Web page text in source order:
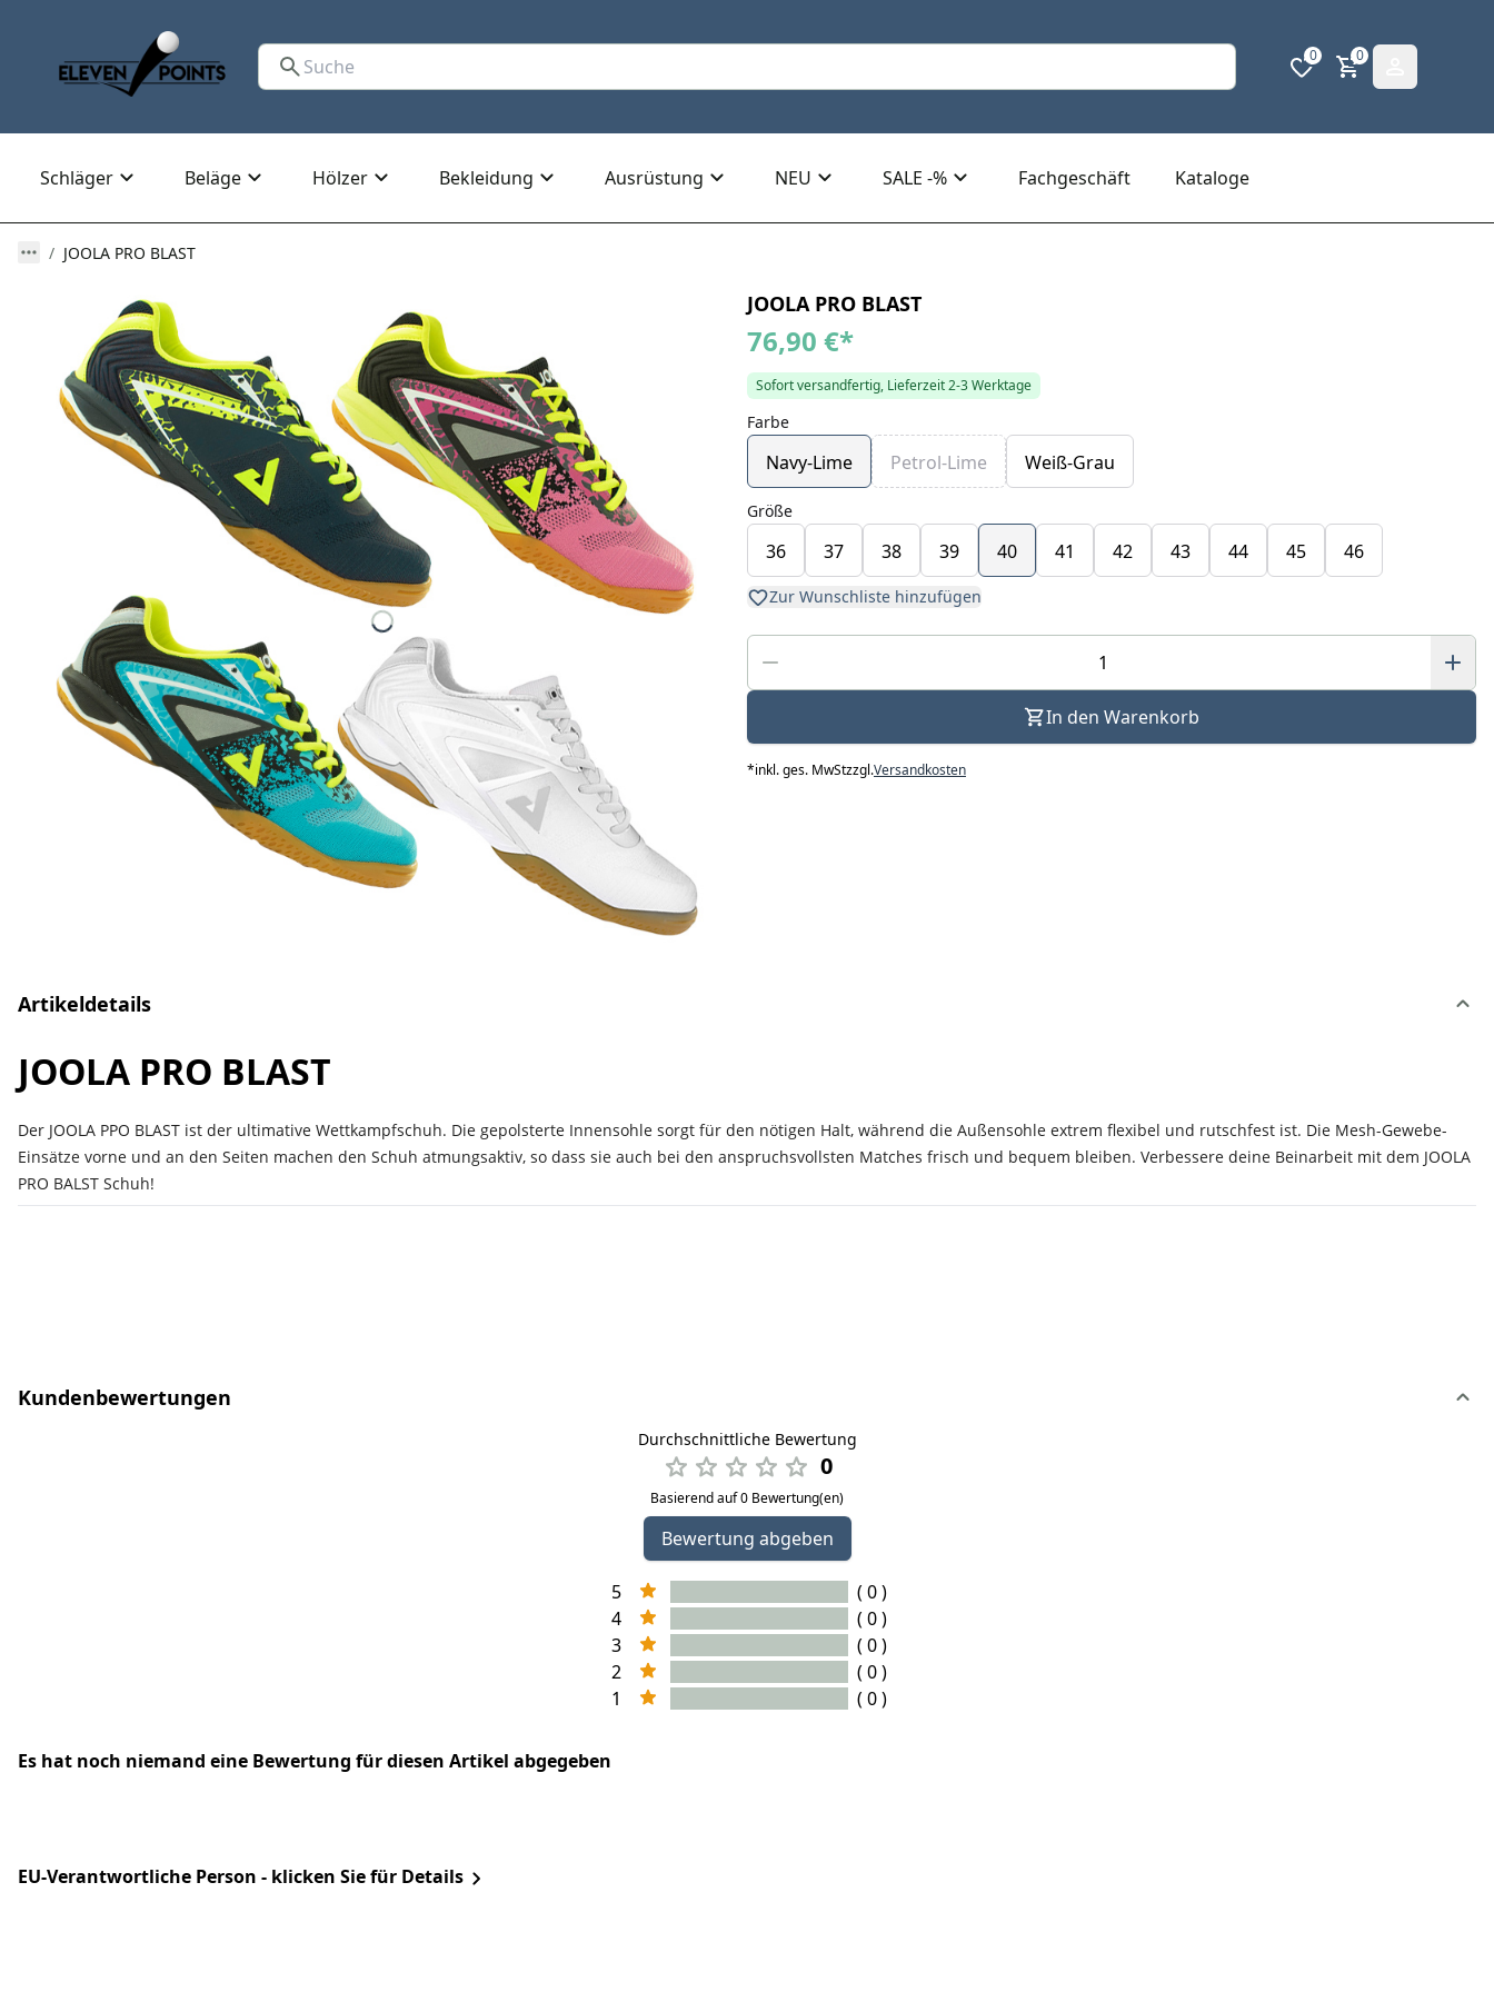
0 0
Schläger Beläge Hölzer Bekleidung Ausrüstung NEU SALE -% Fachgeschäft Kataloge
JOOLA PRO BLAST
JOOLA PRO BLAST
76,90 €*
Sofort versandfertig, Lieferzeit 2-3 Werktage
Farbe
Navy-Lime Petrol-Lime Weiß-Grau
Größe
36 37 38 39 40 41 42 43 44 45 46
Zur Wunschliste hinzufügen
In den Warenkorb
*inkl. ges. MwStzzgl.Versandkosten
Artikeldetails
JOOLA PRO BLAST
Der JOOLA PPO BLAST ist der ultimative Wettkampfschuh. Die gepolsterte Innensohle sorgt für den nötigen Halt, während die Außensohle extrem flexibel und rutschfest ist. Die Mesh-Gewebe-
Einsätze vorne und an den Seiten machen den Schuh atmungsaktiv, so dass sie auch bei den anspruchsvollsten Matches frisch und bequem bleiben. Verbessere deine Beinarbeit mit dem JOOLA
PRO BALST Schuh!
Kundenbewertungen
Durchschnittliche Bewertung
0
Basierend auf 0 Bewertung(en)
Bewertung abgeben
5
( 0 )
4
( 0 )
3
( 0 )
2
( 0 )
1
( 0 )
Es hat noch niemand eine Bewertung für diesen Artikel abgegeben
EU-Verantwortliche Person - klicken Sie für Details